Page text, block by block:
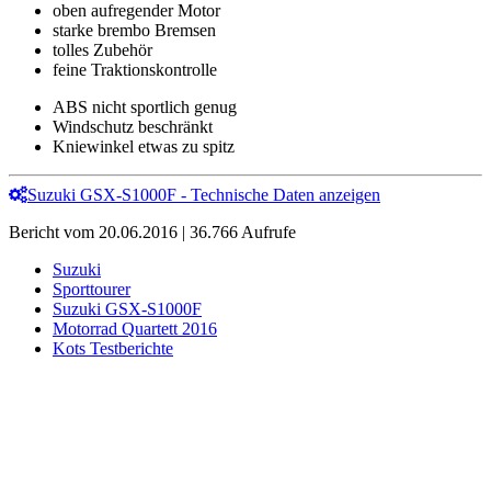
oben aufregender Motor
starke brembo Bremsen
tolles Zubehör
feine Traktionskontrolle
ABS nicht sportlich genug
Windschutz beschränkt
Kniewinkel etwas zu spitz
Suzuki GSX-S1000F - Technische Daten anzeigen
Bericht vom 20.06.2016 | 36.766 Aufrufe
Suzuki
Sporttourer
Suzuki GSX-S1000F
Motorrad Quartett 2016
Kots Testberichte